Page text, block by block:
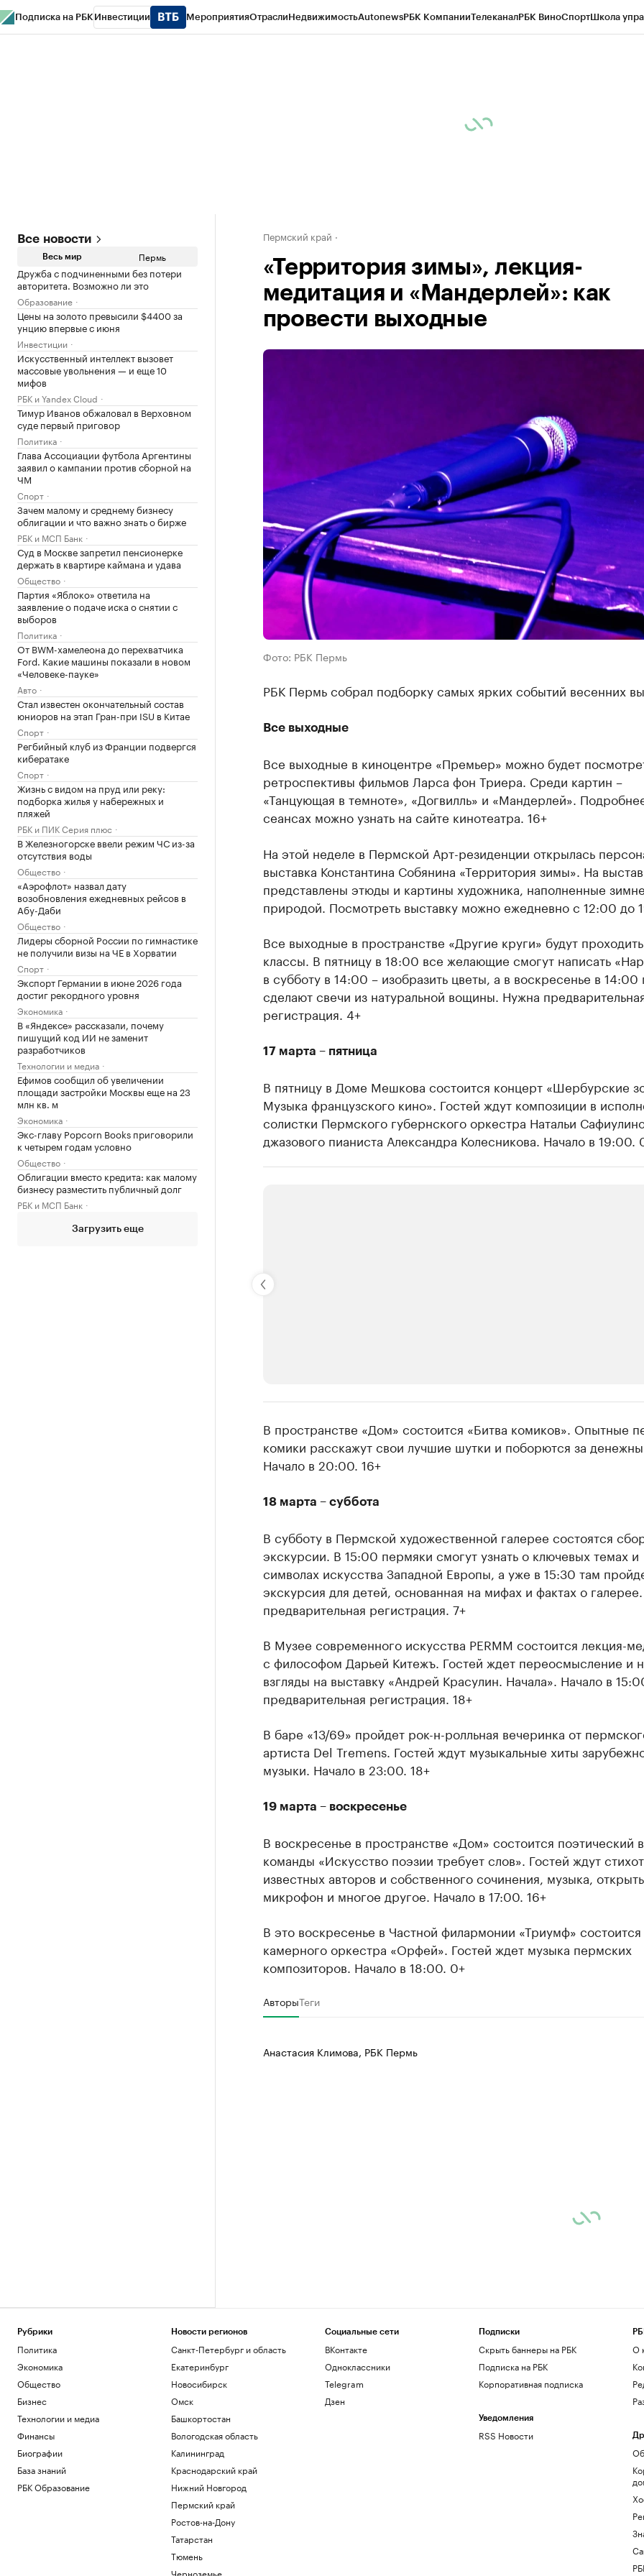
Подписка на РБК Инвестиции МероприятияОтраслиНедвижимостьAutonewsРБК КомпанииТелеканалРБК ВиноСпортШкола
Все новости
Весь мир Пермь
Дружба с подчиненными без потери
авторитета. Возможно ли это
Образование
Цены на золото превысили $4400 за
унцию впервые с июня
Инвестиции
Искусственный интеллект вызовет
массовые увольнения — и еще 10
мифов
РБК и Yandex Cloud
Тимур Иванов обжаловал в Верховном
суде первый приговор
Политика
Глава Ассоциации футбола Аргентины
заявил о кампании против сборной на
ЧМ
Спорт
Зачем малому и среднему бизнесу
облигации и что важно знать о бирже
РБК и МСП Банк
Суд в Москве запретил пенсионерке
держать в квартире каймана и удава
Общество
Партия «Яблоко» ответила на
заявление о подаче иска о снятии с
выборов
Политика
От BWM-хамелеона до перехватчика
Ford. Какие машины показали в новом
«Человеке-пауке»
Авто
Стал известен окончательный состав
юниоров на этап Гран-при ISU в Китае
Спорт
Регбийный клуб из Франции подвергся
кибератаке
Спорт
Жизнь с видом на пруд или реку:
подборка жилья у набережных и
пляжей
РБК и ПИК Серия плюс
В Железногорске ввели режим ЧС из-за
отсутствия воды
Общество
«Аэрофлот» назвал дату
возобновления ежедневных рейсов в
Абу-Даби
Общество
Лидеры сборной России по гимнастике
не получили визы на ЧЕ в Хорватии
Спорт
Экспорт Германии в июне 2026 года
достиг рекордного уровня
Экономика
В «Яндексе» рассказали, почему
пишущий код ИИ не заменит
разработчиков
Технологии и медиа
Ефимов сообщил об увеличении
площади застройки Москвы еще на 23
млн кв. м
Экономика
Экс-главу Popcorn Books приговорили
к четырем годам условно
Общество
Облигации вместо кредита: как малому
бизнесу разместить публичный долг
РБК и МСП Банк
Загрузить еще
Пермский край
«Территория зимы», лекция-
медитация и «Мандерлей»: как
провести выходные
Фото: РБК Пермь
РБК Пермь собрал подборку самых ярких событий весенних
Все выходные
Все выходные в киноцентре «Премьер» можно будет
ретроспективы фильмов Ларса фон Триера. Среди картин –
«Танцующая в темноте», «Догвилль» и «Мандерлей».
сеансах можно узнать на сайте кинотеатра. 16+
На этой неделе в Пермской Арт-резиденции открылась
выставка Константина Собянина «Территория зимы». На
представлены этюды и картины художника, наполненные
природой. Посмотреть выставку можно ежедневно с 12:00 до
Все выходные в пространстве «Другие круги» будут
классы. В пятницу в 18:00 все желающие смогут написать
в субботу в 14:00 – изобразить цветы, а в воскресенье в 14:00
сделают свечи из натуральной вощины. Нужна
регистрация. 4+
17 марта – пятница
В пятницу в Доме Мешкова состоится концерт «Шербурские
Музыка французского кино». Гостей ждут композиции в
солистки Пермского губернского оркестра Натальи
джазового пианиста Александра Колесникова. Начало в 19:00.
Крупнейшие производители и продавцы медийной
Ознакомьтесь с информацией в каталоге
В пространстве «Дом» состоится «Битва комиков». Опытные
комики расскажут свои лучшие шутки и поборются за
Начало в 20:00. 16+
18 марта – суббота
В субботу в Пермской художественной галерее состоятся
экскурсии. В 15:00 пермяки смогут узнать о ключевых темах и
символах искусства Западной Европы, а уже в 15:30 там
экскурсия для детей, основанная на мифах и фактах о
предварительная регистрация. 7+
В Музее современного искусства PERMM состоится лекция-
с философом Дарьей Китежъ. Гостей ждет переосмысление и
взгляды на выставку «Андрей Красулин. Начала». Начало в
предварительная регистрация. 18+
В баре «13/69» пройдет рок-н-ролльная вечеринка от
артиста Del Tremens. Гостей ждут музыкальные хиты
музыки. Начало в 23:00. 18+
19 марта – воскресенье
В воскресенье в пространстве «Дом» состоится поэтический
команды «Искусство поэзии требует слов». Гостей ждут
известных авторов и собственного сочинения, музыка,
микрофон и многое другое. Начало в 17:00. 16+
В это воскресенье в Частной филармонии «Триумф»
камерного оркестра «Орфей». Гостей ждет музыка пермских
композиторов. Начало в 18:00. 0+
АвторыТеги
Анастасия Климова, РБК Пермь
Рубрики
Политика
Экономика
Общество
Бизнес
Технологии и медиа
Финансы
Биографии
База знаний
РБК Образование
Новости регионов
Санкт-Петербург и область
Екатеринбург
Новосибирск
Омск
Башкортостан
Вологодская область
Калининград
Краснодарский край
Нижний Новгород
Пермский край
Ростов-на-Дону
Татарстан
Тюмень
Черноземье
Социальные сети
ВКонтакте
Одноклассники
Telegram
Дзен
Подписки
Скрыть баннеры на РБК
Подписка на РБК
Корпоративная подписка
Уведомления
RSS Новости
О